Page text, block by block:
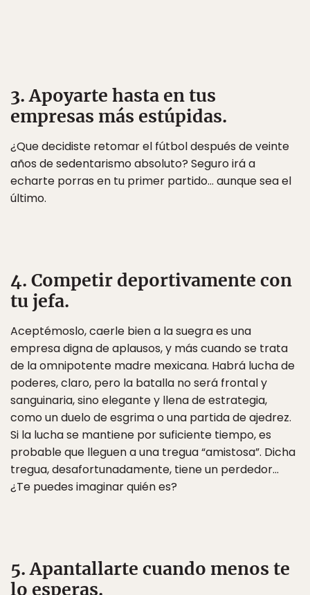
3. Apoyarte hasta en tus
empresas más estúpidas.
¿Que decidiste retomar el fútbol después de veinte
años de sedentarismo absoluto? Seguro irá a
echarte porras en tu primer partido… aunque sea el
último.
4. Competir deportivamente con
tu jefa.
Aceptémoslo, caerle bien a la suegra es una
empresa digna de aplausos, y más cuando se trata
de la omnipotente madre mexicana. Habrá lucha de
poderes, claro, pero la batalla no será frontal y
sanguinaria, sino elegante y llena de estrategia,
como un duelo de esgrima o una partida de ajedrez.
Si la lucha se mantiene por suficiente tiempo, es
probable que lleguen a una tregua “amistosa”. Dicha
tregua, desafortunadamente, tiene un perdedor…
¿Te puedes imaginar quién es?
5. Apantallarte cuando menos te
lo esperas.